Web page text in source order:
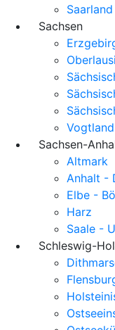
Saarland
Sachsen
Vogtland
Sachsen-
Altmark
Anhalt -
Elbe -
Harz
Saale -
Schleswig-